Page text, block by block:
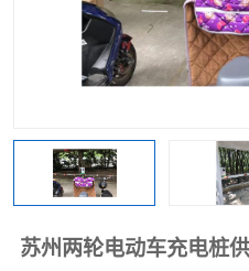
苏州两轮电动车充电桩